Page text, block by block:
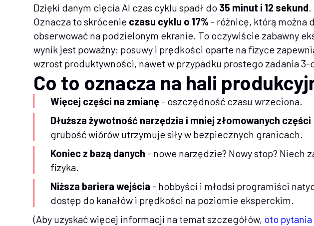
Dzięki danym cięcia AI czas cyklu spadł do 35 minut i 12 sekund.
Oznacza to skrócenie czasu cyklu o 17% - różnicę, którą można
obserwować na podzielonym ekranie. To oczywiście zabawny
wynik jest poważny: posuwy i prędkości oparte na fizyce
wzrost produktywności, nawet w przypadku prostego zadania 3-
Co to oznacza na hali
Więcej części na zmianę - oszczędność czasu wrzeciona.
Dłuższa żywotność narzędzia i mniej złomowanych części
grubość wiórów utrzymuje siły w bezpiecznych granicach.
Koniec z bazą danych - nowe narzędzie? Nowy stop? Niech
fizyka.
Niższa bariera wejścia - hobbyści i młodsi programiści
dostęp do kanałów i prędkości na poziomie eksperckim.
(Aby uzyskać więcej informacji na temat szczegółów, oto